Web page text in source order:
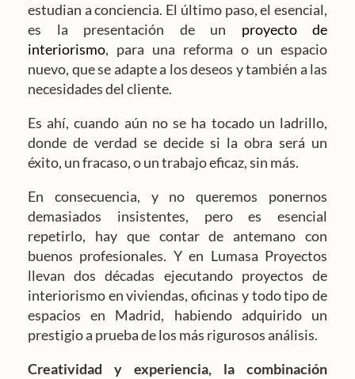
estudian a conciencia. El último paso, el esencial,
es la presentación de un proyecto de
interiorismo, para una reforma o un espacio
nuevo, que se adapte a los deseos y también a las
necesidades del cliente.
Es ahí, cuando aún no se ha tocado un ladrillo,
donde de verdad se decide si la obra será un
éxito, un fracaso, o un trabajo eficaz, sin más.
En consecuencia, y no queremos ponernos
demasiados insistentes, pero es esencial
repetirlo, hay que contar de antemano con
buenos profesionales. Y en Lumasa Proyectos
llevan dos décadas ejecutando proyectos de
interiorismo en viviendas, oficinas y todo tipo de
espacios en Madrid, habiendo adquirido un
prestigio a prueba de los más rigurosos análisis.
Creatividad y experiencia, la combinación